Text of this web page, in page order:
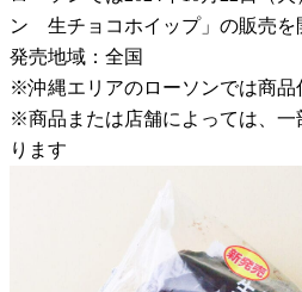
ン 生チョコホイップ」の販売を
発売地域：全国
※沖縄エリアのローソンでは商品
※商品または店舗によっては、一
ります